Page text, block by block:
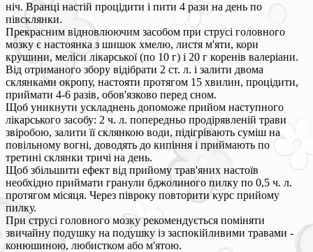
ніч. Вранці настій процідити і пити 4 рази на день по
півсклянки.
Прекрасним відновлюючим засобом при струсі головного
мозку є настоянка з шишок хмелю, листя м'яти, кори
крушини, меліси лікарської (по 10 г) і 20 г коренів валеріани.
Від отриманого збору відібрати 2 ст. л. і залити двома
склянками окропу, настояти протягом 15 хвилин, процідити,
приймати 4-6 разів, обов'язково перед сном.
Щоб уникнути ускладнень допоможе прийом наступного
лікарського засобу: 2 ч. л. попередньо продірявленій трави
звіробою, залити її склянкою води, підігрівають суміш на
повільному вогні, доводять до кипіння і приймають по
третині склянки тричі на день.
Щоб збільшити ефект від прийому трав'яних настоїв
необхідно приймати гранули бджолиного пилку по 0,5 ч. л.
протягом місяця. Через півроку повторити курс прийому
пилку.
При струсі головного мозку рекомендується поміняти
звичайну подушку на подушку із заспокійливими травами -
конюшиною, любистком або м'ятою.